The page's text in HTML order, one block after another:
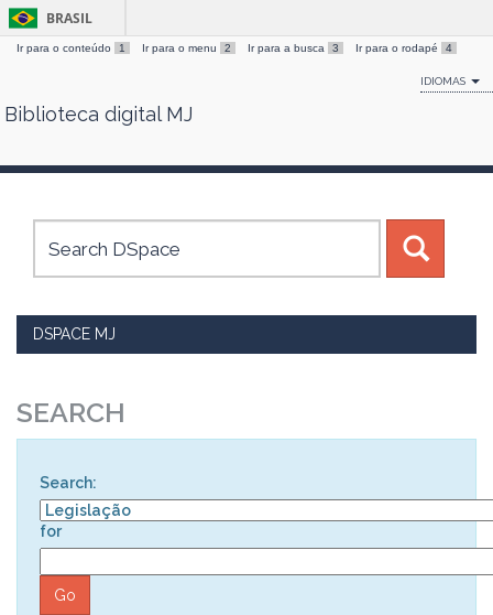
Skip
BRASIL
Ir para o conteúdo 1 Ir para o menu 2 Ir para a busca 3 Ir para o rodapé 4
IDIOMAS
Biblioteca digital MJ
DSPACE MJ
SEARCH
Search:
for